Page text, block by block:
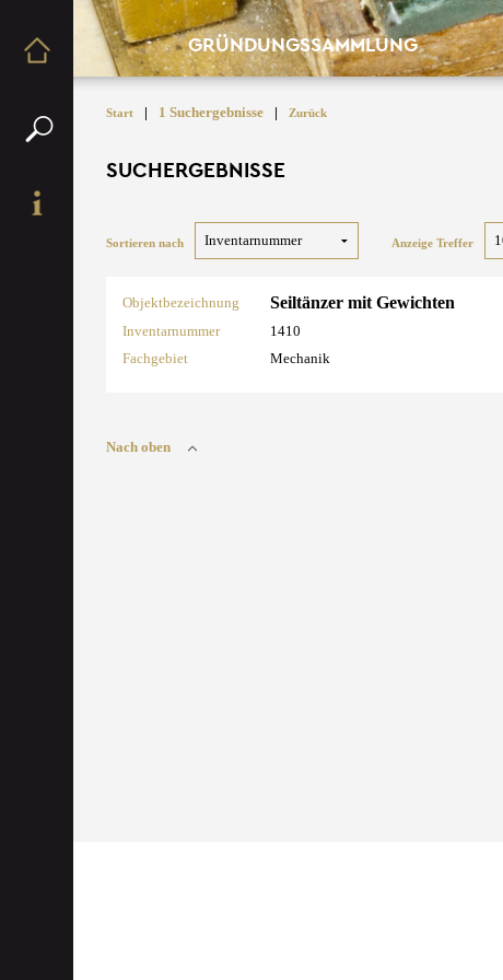
GRÜNDUNGSSAMMLUNG
Start | 1 Suchergebnisse | Zurück
SUCHERGEBNISSE
Sortieren nach Anzeige Treffer
Objektbezeichnung Seiltänzer mit Gewichten
Inventarnummer
1410
Fachgebiet
Mechanik
Nach oben